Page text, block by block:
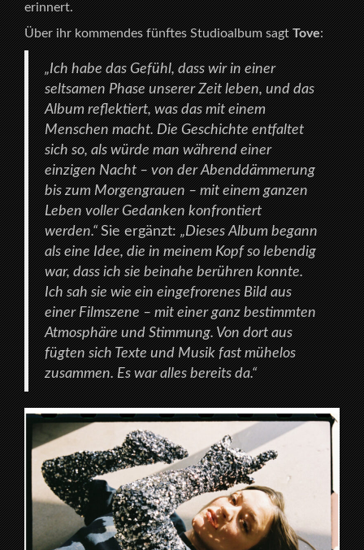
erinnert.
Über ihr kommendes fünftes Studioalbum sagtTove:
„Ich habe das Gefühl, dass wir in einer
seltsamen Phase unserer Zeit leben, und das
Album reflektiert, was das mit einem
Menschen macht. Die Geschichte entfaltet
sich so, als würde man während einer
einzigen Nacht – von der Abenddämmerung
bis zum Morgengrauen – mit einem ganzen
Leben voller Gedanken konfrontiert
werden.“Sie ergänzt:„Dieses Album begann
als eine Idee, die in meinem Kopf so lebendig
war, dass ich sie beinahe berühren konnte.
Ich sah sie wie ein eingefrorenes Bild aus
einer Filmszene – mit einer ganz bestimmten
Atmosphäre und Stimmung. Von dort aus
fügten sich Texte und Musik fast mühelos
zusammen. Es war alles bereits da.“